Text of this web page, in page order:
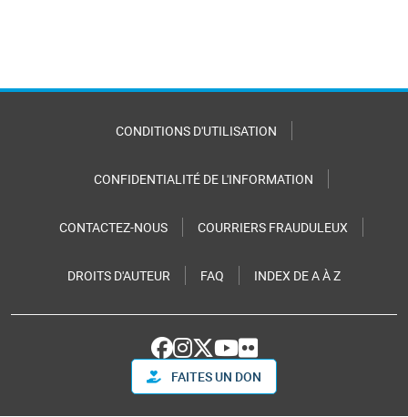
CONDITIONS D'UTILISATION
CONFIDENTIALITÉ DE L'INFORMATION
CONTACTEZ-NOUS COURRIERS FRAUDULEUX
DROITS D'AUTEUR FAQ INDEX DE A À Z
FAITES UN DON